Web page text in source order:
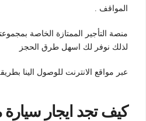
المواقف .
منصة التأجير الممتازة الخاصة
لذلك نوفر لك اسهل طرق الحجز
عبر مواقع الانترنت للوصول الينا
كيف تجد ايجار